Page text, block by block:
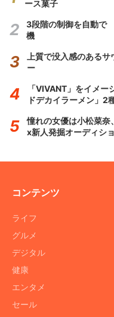
ース菓子
3段階の制御を自動で
機
上質で没入感のある
ー
「VIVANT」をイメ
ドデカイラーメン」2
憧れの女優は小松菜
x新人発掘オーディシ
コンテンツ
ライフ
グルメ
デジタル
健康
エンタメ
セール